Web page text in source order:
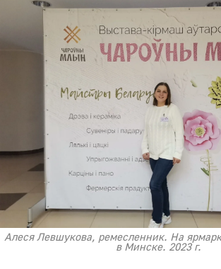
Алеся Левшукова, ремесленник. На
в Минске. 2023 г.